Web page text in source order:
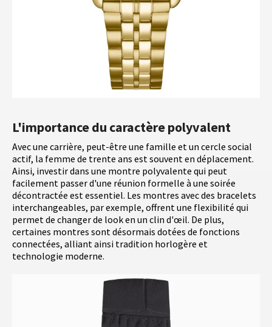
L'importance du caractère polyvalent
Avec une carrière, peut-être une famille et un cercle social
actif, la femme de trente ans est souvent en déplacement.
Ainsi, investir dans une montre polyvalente qui peut
facilement passer d'une réunion formelle à une soirée
décontractée est essentiel. Les montres avec des bracelets
interchangeables, par exemple, offrent une flexibilité qui
permet de changer de look en un clin d'œil. De plus,
certaines montres sont désormais dotées de fonctions
connectées, alliant ainsi tradition horlogère et
technologie moderne.